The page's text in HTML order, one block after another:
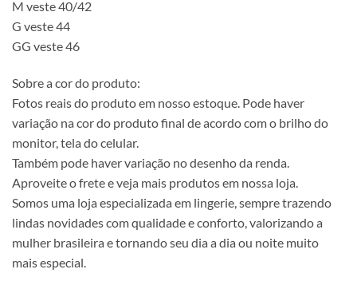
M veste 40/42
G veste 44
GG veste 46
Sobre a cor do produto:
Fotos reais do produto em nosso estoque. Pode haver
variação na cor do produto final de acordo com o brilho do
monitor, tela do celular.
Também pode haver variação no desenho da renda.
Aproveite o frete e veja mais produtos em nossa loja.
Somos uma loja especializada em lingerie, sempre trazendo
lindas novidades com qualidade e conforto, valorizando a
mulher brasileira e tornando seu dia a dia ou noite muito
mais especial.